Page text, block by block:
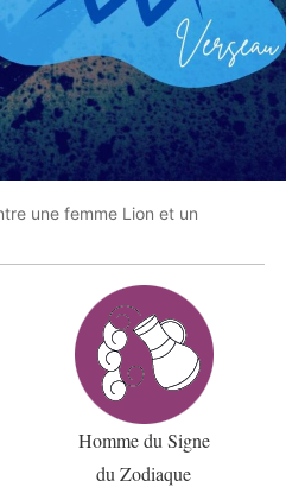
une femme Lion et un
Homme du Signe
du Zodiaque